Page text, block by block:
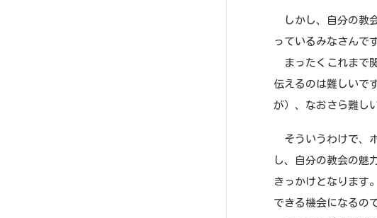
しかし、自分の教
っているみなさんです
まったくこれまで
伝えるのは難しいで
が）、なおさら難し
そういうわけで、
し、自分の教会の魅
きっかけとなります
できる機会になるの